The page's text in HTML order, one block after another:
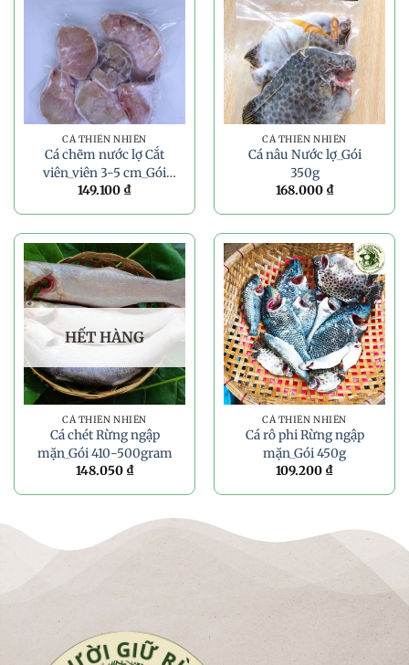
CÁ THIÊN NHIÊN
Cá chẽm nước lợ Cắt
viên_viên 3-5 cm_Gói
300g
149.100 ₫
CÁ THIÊN NHIÊN
Cá nâu Nước lợ_Gói
350g
168.000 ₫
HẾT HÀNG
CÁ THIÊN NHIÊN
Cá chét Rừng ngập
mặn_Gói 410-500gram
148.050 ₫
CÁ THIÊN NHIÊN
Cá rô phi Rừng ngập
mặn_Gói 450g
109.200 ₫